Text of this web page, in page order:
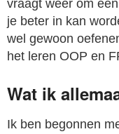
vraagt weer om
je beter in kan
wel gewoon
het leren OOP en
Wat ik
Ik ben begonnen